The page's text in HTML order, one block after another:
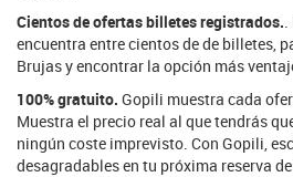
Cientos de ofertas billetes registrados.
encuentra entre cientos de de billetes,
Brujas y encontrar la opción más
100% gratuito. Gopili muestra cada
Muestra el precio real al que tendrás
ningún coste imprevisto. Con Gopili,
desagradables en tu próxima reserva